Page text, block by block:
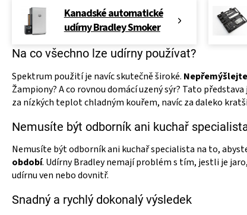
Kanadské automatické
udírny Bradley Smoker
Na co všechno lze udírny používat?
Spektrum použití je navíc skutečně široké.
Žampiony? A co rovnou domácí uzený sýr? Tato
za nízkých teplot chladným kouřem, navíc za daleko
Nemusíte být odborník ani kuchař
Nemusíte být odborník ani kuchař specialista na to,
období. Udírny Bradley nemají problém s tím, jestli je
udírnu ven nebo dovnitř.
Snadný a rychlý dokonalý výsledek